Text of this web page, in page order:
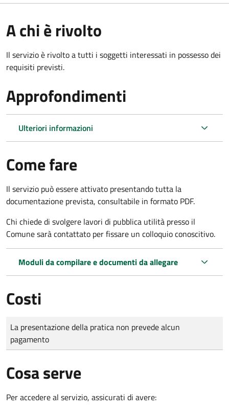
A chi è rivolto
Il servizio è rivolto a tutti i soggetti interessati in possesso dei
requisiti previsti.
Approfondimenti
Ulteriori informazioni
Come fare
Il servizio può essere attivato presentando tutta la
documentazione prevista, consultabile in formato PDF.
Chi chiede di svolgere lavori di pubblica utilità presso il
Comune sarà contattato per fissare un colloquio conoscitivo.
Moduli da compilare e documenti da allegare
Costi
Tipo di pagamento
Importo
La presentazione della pratica non prevede alcun
pagamento
Cosa serve
Per accedere al servizio, assicurati di avere: